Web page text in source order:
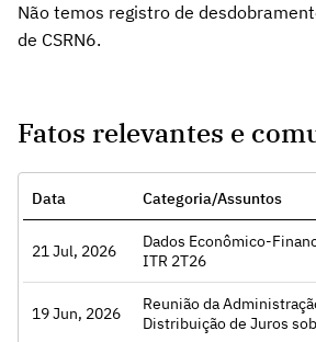
Não temos registro de
de CSRN6.
Fatos relevantes e
Data Categoria/Assuntos
21 Jul, 2026
Dados Econômico-
ITR 2T26Acessar
19 Jun, 2026
Reunião da
Distribuição de Juros
Acessar